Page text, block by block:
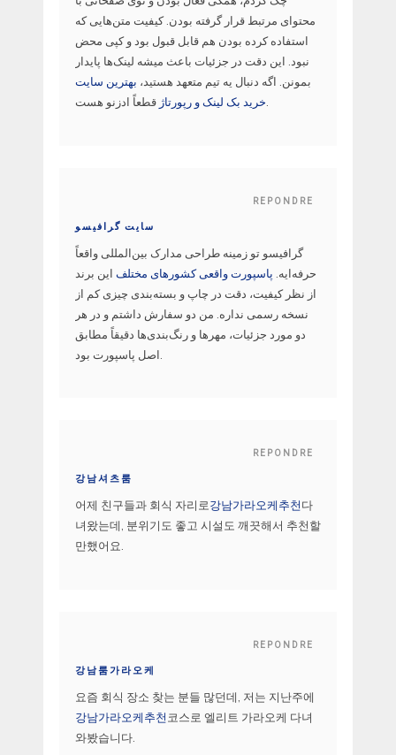
محتوای مرتبط قرار گرفته بودن. کیفیت متن‌هایی که
استفاده کرده بودن هم قابل قبول بود و کپی محض
نبود. این دقت در جزئیات باعث میشه لینک‌ها پایدار
بمونن. اگه دنبال یه تیم متعهد هستید، بهترین سایت
خرید بک لینک و رپورتاژقطعاً ادزنو هست.
REPONDRE
سایت گرافیسو
گرافیسو تو زمینه طراحی مدارک بین‌المللی واقعاً
حرفه‌ایه. پاسپورت واقعی کشورهای مختلف این برند
از نظر کیفیت، دقت در چاپ و بسته‌بندی چیزی کم از
نسخه رسمی نداره. من دو سفارش داشتم و در هر
دو مورد جزئیات، مهرها و رنگ‌بندی‌ها دقیقاً مطابق
REPONDRE
강남셔츠룸
어제 친구들과 회식 자리로강남가라오케추천다
녀왔는데, 분위기도 좋고 시설도 깨끗해서 추천할
만했어요.
REPONDRE
강남룸가라오케
요즘 회식 장소 찾는 분들 많던데, 저는 지난주에
강남가라오케추천 코스로 엘리트 가라오케 다녀
와봤습니다.